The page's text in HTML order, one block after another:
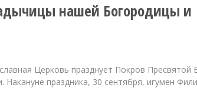
нашей Богородицы и
Церковь празднует Покров
праздника, 30 сентября, игумен